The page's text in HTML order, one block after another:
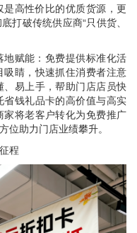
高性价比的优质货源，更
打破传统供应商“只供货、
赋能：免费提供标准化活
睛，快速抓住消费者注意
易上手，帮助门店店员快
钱礼品卡的高价值与高实
将老客户转化为免费推广
位助力门店业绩攀升。
程